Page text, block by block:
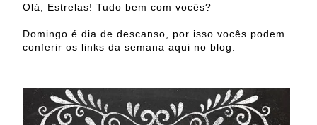
Olá, Estrelas! Tudo bem com vocês?
Domingo é dia de descanso, por isso vocês podem
conferir os links da semana aqui no blog.